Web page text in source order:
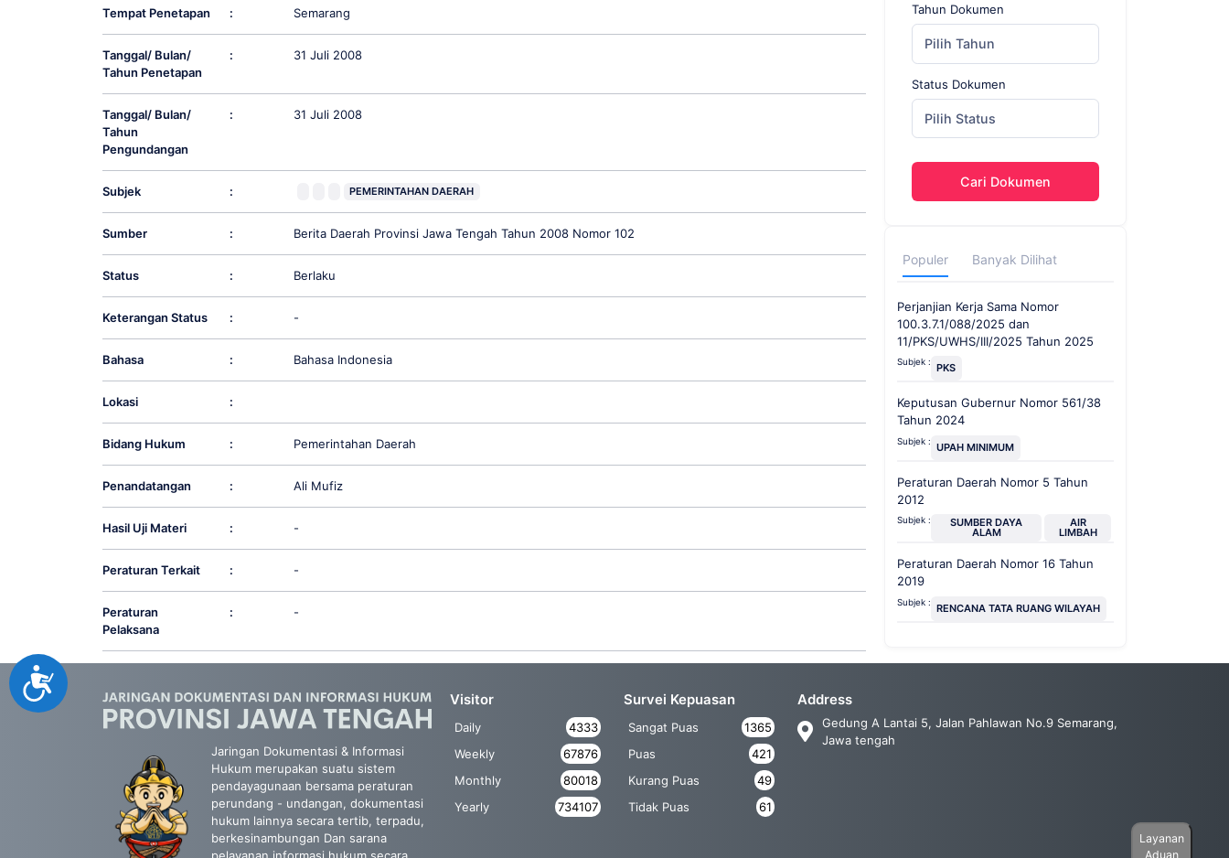
Accessibility
Tempat Penetapan : Semarang
Tanggal/ Bulan/
Tahun Penetapan
: 31 Juli 2008
Tanggal/ Bulan/
Tahun
Pengundangan
: 31 Juli 2008
Subjek : PEMERINTAHAN DAERAH
Sumber : Berita Daerah Provinsi Jawa Tengah Tahun 2008 Nomor 102
Status : Berlaku
Keterangan Status : -
Bahasa : Bahasa Indonesia
Lokasi :
Bidang Hukum : Pemerintahan Daerah
Penandatangan : Ali Mufiz
Hasil Uji Materi : -
Peraturan Terkait : -
Peraturan
Pelaksana
: -
Tahun Dokumen
Pilih Tahun
Status Dokumen
Pilih Status
Cari Dokumen
Populer Banyak Dilihat
Perjanjian Kerja Sama Nomor
100.3.7.1/088/2025 dan
11/PKS/UWHS/III/2025 Tahun 2025
Subjek : PKS
Keputusan Gubernur Nomor 561/38
Tahun 2024
Subjek : UPAH MINIMUM
Peraturan Daerah Nomor 5 Tahun
2012
Subjek : SUMBER DAYA
ALAM
AIR
LIMBAH
Peraturan Daerah Nomor 16 Tahun
2019
Subjek : RENCANA TATA RUANG WILAYAH
Jaringan Dokumentasi & Informasi
Hukum merupakan suatu sistem
pendayagunaan bersama peraturan
perundang - undangan, dokumentasi
hukum lainnya secara tertib, terpadu,
berkesinambungan Dan sarana
Visitor
Daily
4333
Weekly
67876
Monthly
80018
Yearly
734107
Survei Kepuasan
Sangat Puas
1365
Puas
421
Kurang Puas
49
Tidak Puas
61
Address
Gedung A Lantai 5, Jalan Pahlawan No.9 Semarang,
Jawa tengah
Layanan
Aduan